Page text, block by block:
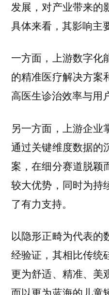
发展，对产业带来的
具体来看，其影响主
一方面，上游数字化
的精准医疗解决方案
高医生诊治效率与用
另一方面，上游企业
通过关键维度数据的
案，在细分赛道脱颖
较大优势，同时为持
了有力支持。
以隐形正畸为代表的
经验证，其相比传统
更为舒适、精准、美